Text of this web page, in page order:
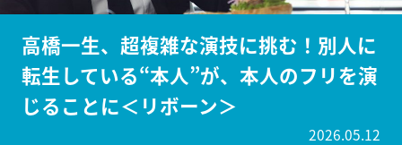
高橋一生、超複雑な演技に挑む！別人に
転生している“本人”が、本人のフリを演
じることに＜リボーン＞
2026.05.12